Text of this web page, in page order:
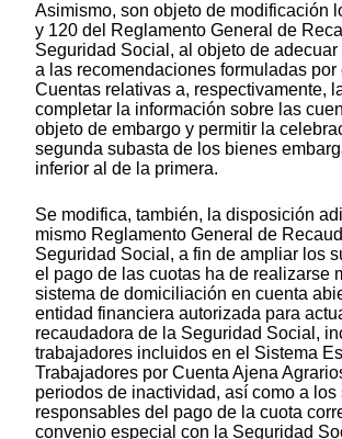
Asimismo, son objeto de modificación
y 120 del Reglamento General de
Seguridad Social, al objeto de
a las recomendaciones formuladas por
Cuentas relativas a, respectivamente,
completar la información sobre las
objeto de embargo y permitir la
segunda subasta de los bienes
inferior al de la primera.
Se modifica, también, la disposición
mismo Reglamento General de
Seguridad Social, a fin de ampliar los
el pago de las cuotas ha de realizarse
sistema de domiciliación en cuenta
entidad financiera autorizada para
recaudadora de la Seguridad Social,
trabajadores incluidos en el Sistema
Trabajadores por Cuenta Ajena
periodos de inactividad, así como a los
responsables del pago de la cuota
convenio especial con la Seguridad